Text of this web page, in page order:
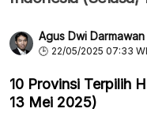
Agus Dwi Darmawan
22/05/2025 07:33
10 Provinsi Terpilih
13 Mei 2025)